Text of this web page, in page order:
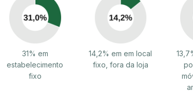
31% em
estabelecimento
fixo
14,2% em em local
fixo, fora da loja